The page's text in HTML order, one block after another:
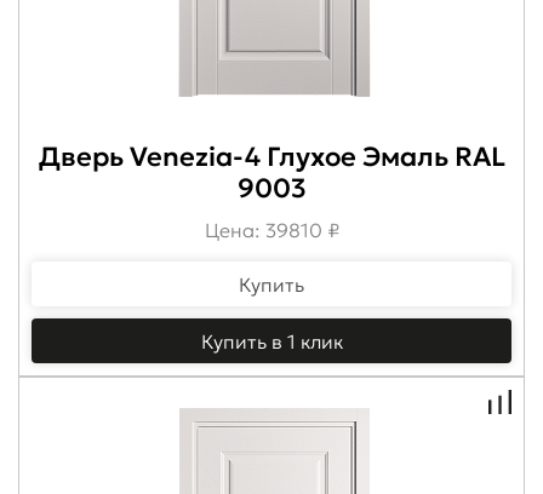
Дверь Venezia-4 Глухое Эмаль RAL
9003
Цена: 39810 ₽
Купить
Купить в 1 клик